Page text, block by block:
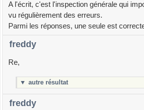
A l'écrit, c'est l'inspection générale qui
vu régulièrement des erreurs.
Parmi les réponses, une seule est
freddy
Re,
▼ autre résultat
freddy